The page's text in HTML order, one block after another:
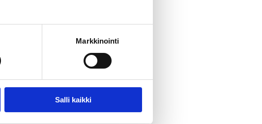
Markkinointi
Salli kaikki